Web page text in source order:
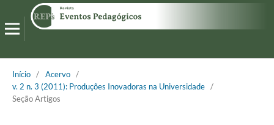
Início / Acervo /
v. 2 n. 3 (2011): Produções Inovadoras na Universidade /
Seção Artigos